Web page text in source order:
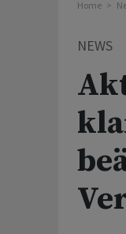
Home
NEWS